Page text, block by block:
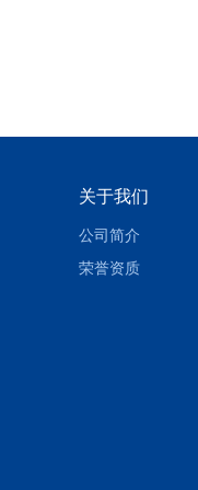
关于我们
公司简介
荣誉资质